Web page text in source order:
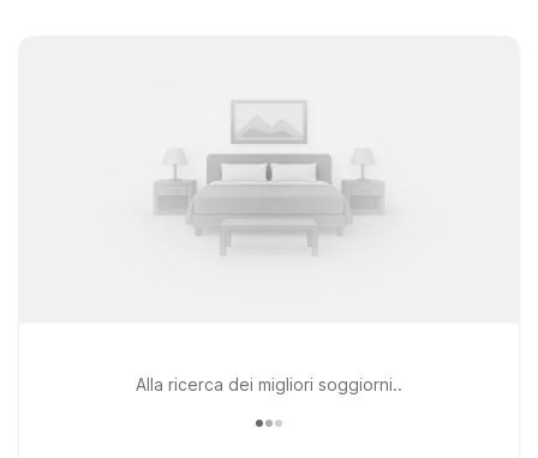
Alla ricerca dei migliori soggiorni..